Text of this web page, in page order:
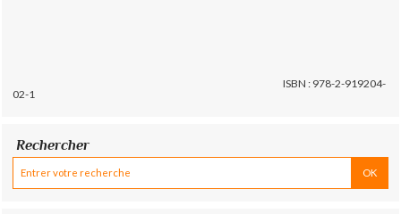
ISBN : 978-2-919204-
02-1
Rechercher